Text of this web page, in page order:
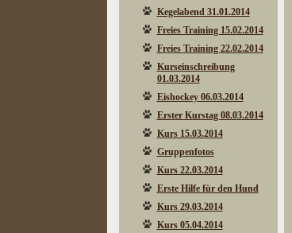
Kegelabend 31.01.2014
Freies Training 15.02.2014
Freies Training 22.02.2014
Kurseinschreibung
01.03.2014
Eishockey 06.03.2014
Erster Kurstag 08.03.2014
Kurs 15.03.2014
Gruppenfotos
Kurs 22.03.2014
Erste Hilfe für den Hund
Kurs 29.03.2014
Kurs 05.04.2014